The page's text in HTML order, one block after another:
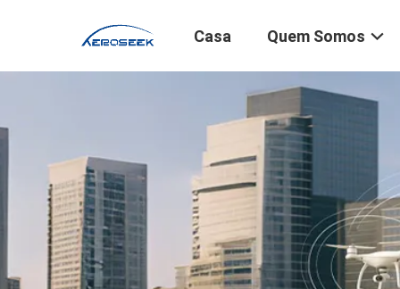
Casa Quem Somos